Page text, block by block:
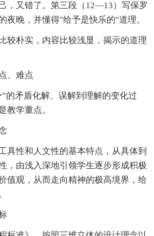
，又错了。第三段（12—13）写保罗
夜晚，并懂得"给予是快乐的"道理。
较朴实，内容比较浅显，揭示的道理
、难点
”的矛盾化解、误解到理解的变化过
教学重点。
具性和人文性的基本特点，从具体到
，由浅入深地引领学生逐步形成积极
值观，从而走向精神的极高境界，给